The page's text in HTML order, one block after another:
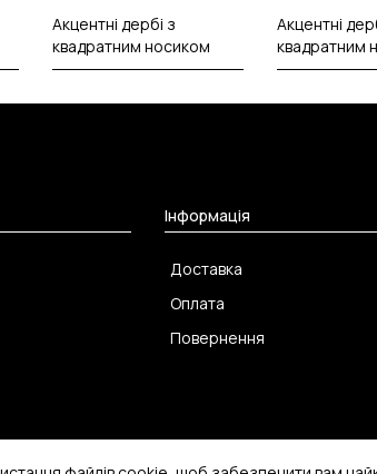
Акцентні дербі з
квадратним носиком
Акцентні
квадратним
Інформація
Доставка
Оплата
Повернення